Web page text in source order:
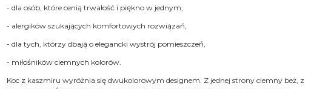
- dla osób, które cenią trwałość i piękno w jednym,
- alergików szukających komfortowych rozwiązań,
- dla tych, którzy dbają o elegancki wystrój pomieszczeń,
- miłośników ciemnych kolorów.
Koc z kaszmiru wyróżnia się dwukolorowym designem. Z jednej strony ciemny beż, z